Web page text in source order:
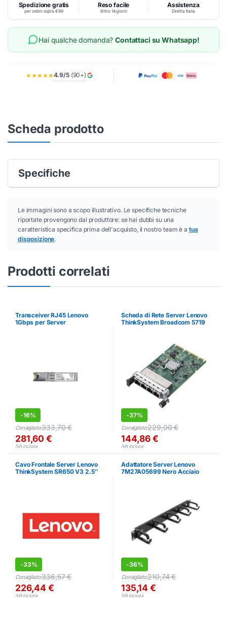
Spedizione gratis
per ordini sopra €99
Reso facile
Entro 14 giorni
Assistenza
Diretta Italia
Hai qualche domanda?Contattaci su Whatsapp!
★★★★★4.9/5(90+)
Scheda prodotto
Specifiche
Le immagini sono a scopo illustrativo. Le specifiche tecniche
riportate provengono dal produttore: se hai dubbi su una
caratteristica specifica prima dell'acquisto, il nostro team è a tua
disposizione.
Prodotti correlati
Transceiver RJ45 Lenovo
1Gbps per Server
-16%
Consigliato:333,70€
281,60€
IVA inclusa
Scheda di Rete Server Lenovo
ThinkSystem Broadcom 5719
-37%
Consigliato:229,00€
144,86€
IVA inclusa
Cavo Frontale Server Lenovo
ThinkSystem SR650 V3 2.5″
-33%
Consigliato:336,57€
226,44€
IVA inclusa
Adattatore Server Lenovo
7M27A05699 Nero Acciaio
-36%
Consigliato:210,74€
135,14€
IVA inclusa